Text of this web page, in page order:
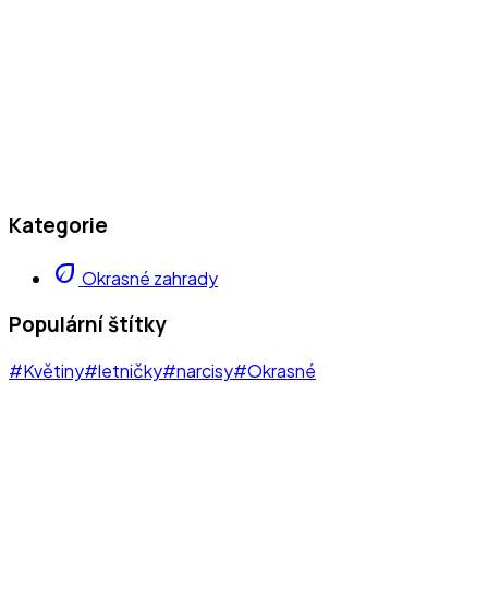
Kategorie
eco Okrasné zahrady
Populární štítky
#Květiny#letničky#narcisy#Okrasné